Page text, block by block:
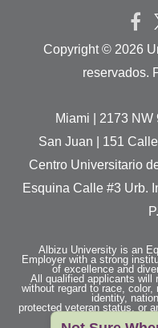
Copyright © 2026
reservados.
Miami | 2173 NW
San Juan | 151
Centro Universitario
Esquina Calle #3 Urb.
Albizu University is an
Employer with a strong
of excellence and
All qualified applicants will
without regard to race,
identity,
protected veteran status, or